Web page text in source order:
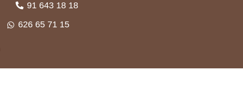
91 643 18 18
626 65 71 15